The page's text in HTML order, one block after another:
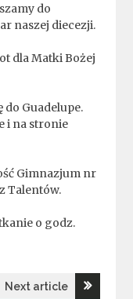
do
naszej diecezji.
dla Matki Bożej
Guadelupe.
i na stronie
Gimnazjum nr
Talentów.
o godz.
Next article